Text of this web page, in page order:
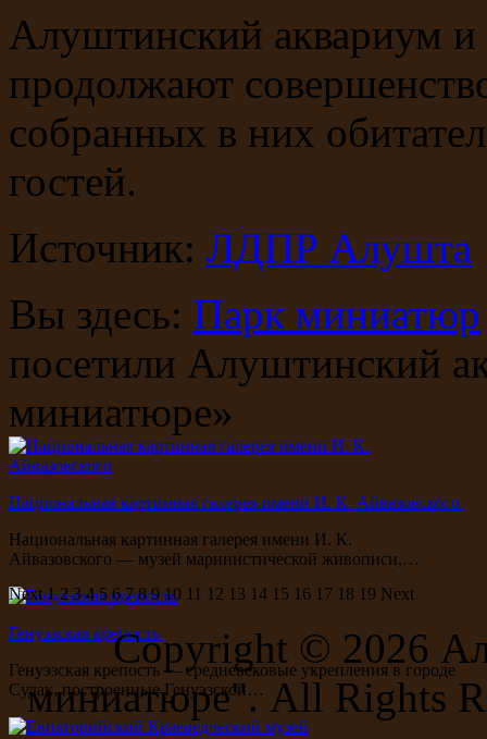
Алуштинский аквариум
продолжают
собранных в них
гостей.
Источник: ЛДПР Алушта
Вы здесь: Парк миниатюр
посетили Алуштинский
миниатюре»
Национальная картинная галерея имени И. К. Айвазовского
Национальная картинная галерея имени И. К.
Айвазовского — музей маринистической живописи,…
Генуэзская крепость
Генуэзская крепость — средневековые укрепления в городе
Судак, построенные Генуэзской…
Next12345678910 11 12 13 14 15 16 17 18 19 Next
Copyright © 2026
миниатюре". All Rights